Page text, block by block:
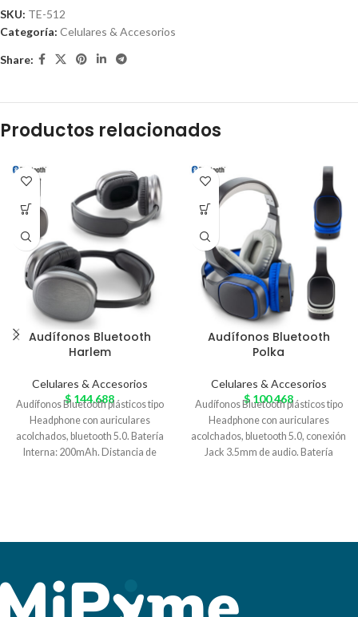
SKU: TE-512
Categoría: Celulares & Accesorios
Share:
Productos relacionados
Audífonos Bluetooth
Harlem
Celulares & Accesorios
$ 144.688
Audífonos Bluetooth plásticos tipo
Headphone con auriculares
acolchados, bluetooth 5.0. Batería
Interna: 200mAh. Distancia de
Audífonos Bluetooth
Polka
Celulares & Accesorios
$ 100.468
Audífonos Bluetooth plásticos tipo
Headphone con auriculares
acolchados, bluetooth 5.0, conexión
Jack 3.5mm de audio. Batería